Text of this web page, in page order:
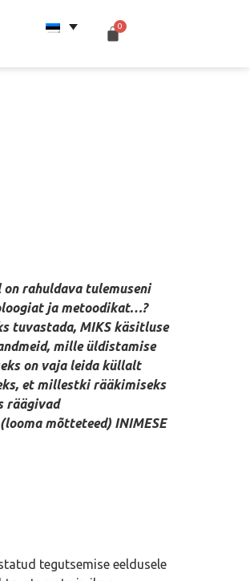
rahuldava tulemuseni
ja metoodikat…?
tuvastada, MIKS käsitluse
mille üldistamise
on vaja leida küllalt
et millestki rääkimiseks
räägivad
mõtteteed) INIMESE
tegutsemise eeldusele